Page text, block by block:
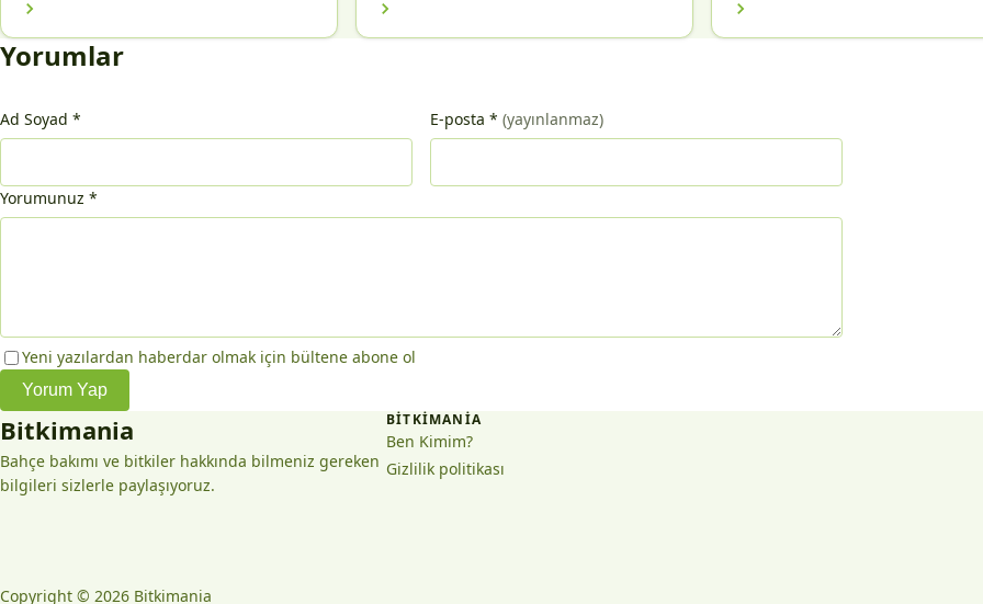
Yorumlar
Ad Soyad * E-posta * (yayınlanmaz)
Yorumunuz *
Yeni yazılardan haberdar olmak için bültene abone ol
Yorum Yap
Bitkimania
Bahçe bakımı ve bitkiler hakkında bilmeniz gereken
bilgileri sizlerle paylaşıyoruz.
BITKIMANIA
Ben Kimim?
Gizlilik politikası
Copyright © 2026 Bitkimania